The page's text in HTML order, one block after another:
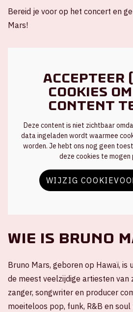
Bereid je voor op het concert en
Mars!
Accepteer
cookies
content
Deze content is niet zichtbaar
data ingeladen wordt waarmee
worden. Je hebt ons nog geen
deze cookies te mogen
WIJZIG
Wie is Bruno
Bruno Mars, geboren op Hawaï, is
de meest veelzijdige artiesten van
zanger, songwriter en producer
moeiteloos pop, funk, R&B en